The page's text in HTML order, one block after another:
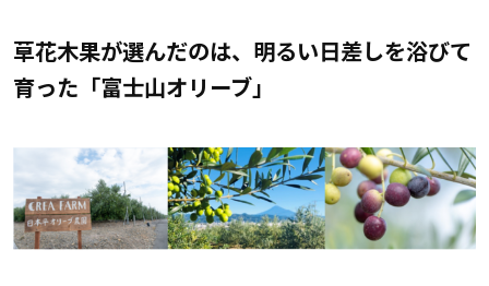
草花木果が選んだのは、明るい日差しを浴びて
育った「富士山オリーブ」